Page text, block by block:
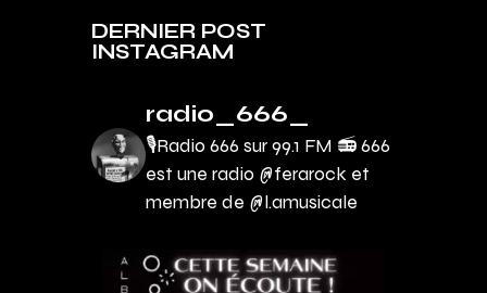
DERNIER POST
INSTAGRAM
radio_666_
🎙Radio 666 sur 99.1 FM 📻666
est une radio @ferarock et
membre de @l.amusicale